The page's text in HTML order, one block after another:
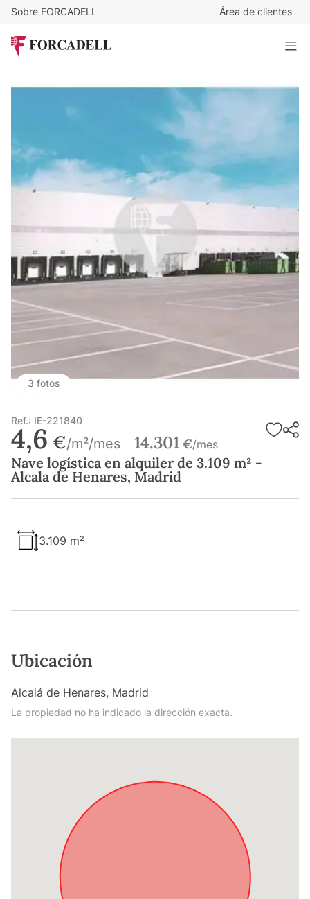
Sobre FORCADELL Área de clientes
Nave logística en alquiler de 3.109 m² - Alcala de Henares,
Madrid
3 fotos
Ref.: IE-221840
4,6 €/m²/mes 14.301 €/mes
Nave logística en alquiler de 3.109 m² -
Alcala de Henares, Madrid
3.109 m²
Ubicación
Alcalá de Henares, Madrid
La propiedad no ha indicado la dirección exacta.